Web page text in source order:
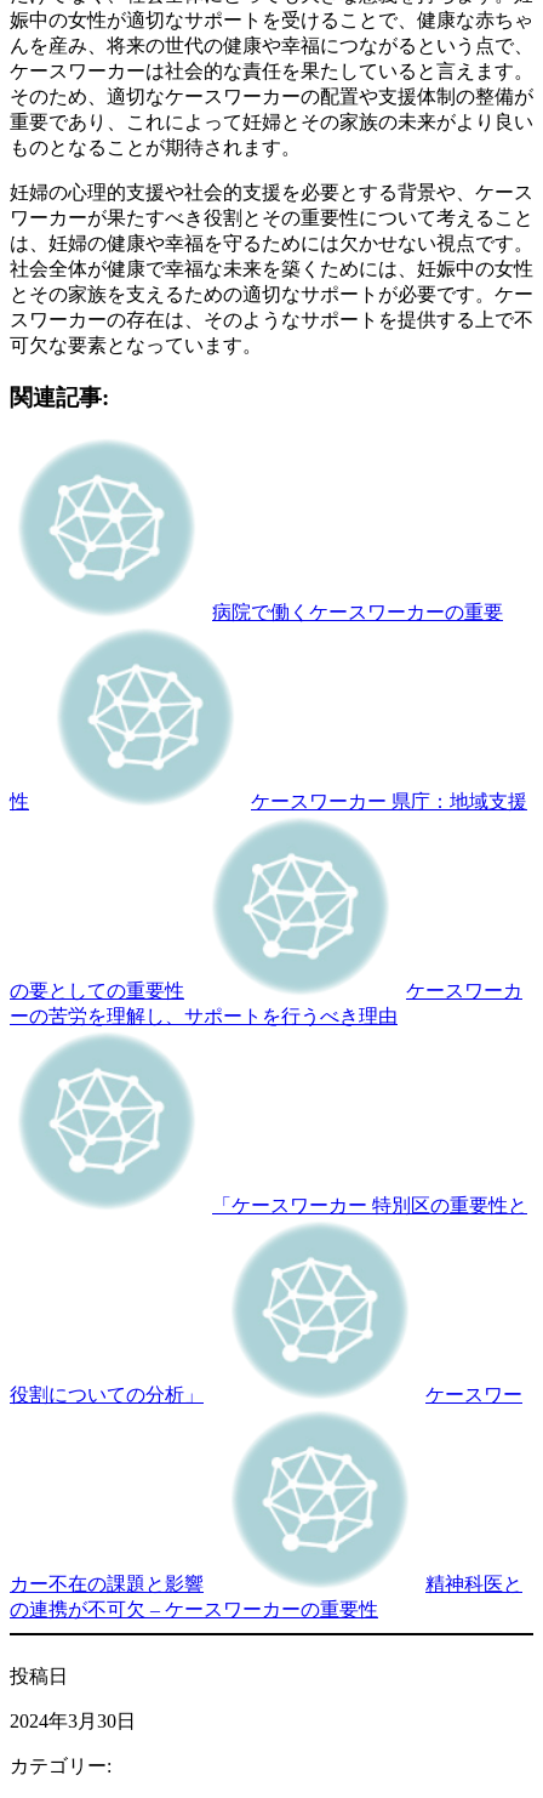
娠中の女性が適切なサポートを受けることで、健康な赤ちゃ
んを産み、将来の世代の健康や幸福につながるという点で、
ケースワーカーは社会的な責任を果たしていると言えます。
そのため、適切なケースワーカーの配置や支援体制の整備が
重要であり、これによって妊婦とその家族の未来がより良い
ものとなることが期待されます。
妊婦の心理的支援や社会的支援を必要とする背景や、ケース
ワーカーが果たすべき役割とその重要性について考えること
は、妊婦の健康や幸福を守るためには欠かせない視点です。
社会全体が健康で幸福な未来を築くためには、妊娠中の女性
とその家族を支えるための適切なサポートが必要です。ケー
スワーカーの存在は、そのようなサポートを提供する上で不
可欠な要素となっています。
関連記事:
病院で働くケースワーカーの重要
性 ケースワーカー 県庁：地域支援
の要としての重要性
ケースワーカ
ーの苦労を理解し、サポートを行うべき理由
「ケースワーカー 特別区の重要性と
役割についての分析」 ケースワー
カー不在の課題と影響
精神科医と
の連携が不可欠 – ケースワーカーの重要性
投稿日
2024年3月30日
カテゴリー: